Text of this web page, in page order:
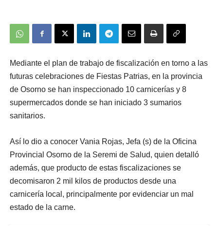
Mediante el plan de trabajo de fiscalización en torno a las
futuras celebraciones de Fiestas Patrias, en la provincia
de Osorno se han inspeccionado 10 carnicerías y 8
supermercados donde se han iniciado 3 sumarios
sanitarios.
Así lo dio a conocer Vania Rojas, Jefa (s) de la Oficina
Provincial Osorno de la Seremi de Salud, quien detalló
además, que producto de estas fiscalizaciones se
decomisaron 2 mil kilos de productos desde una
carnicería local, principalmente por evidenciar un mal
estado de la carne.